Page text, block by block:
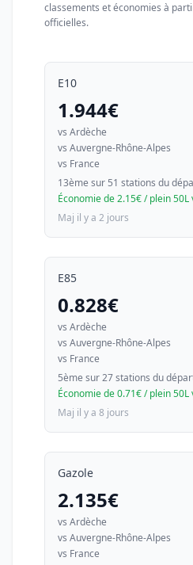
classements et économies à
officielles.
E10
1.944€
vs Ardèche
vs Auvergne-Rhône-Alpes
vs France
13ème sur 51 stations du
Économie de 2.15€ / plein
Maj il y a 2 jours
E85
0.828€
vs Ardèche
vs Auvergne-Rhône-Alpes
vs France
5ème sur 27 stations du
Économie de 0.71€ / plein
Maj il y a 8 jours
Gazole
2.135€
vs Ardèche
vs Auvergne-Rhône-Alpes
vs France